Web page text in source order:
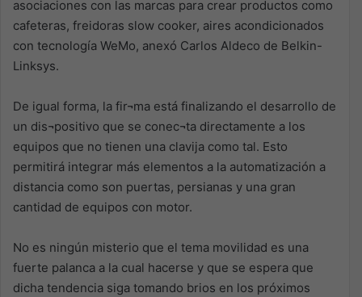
asociaciones con las marcas para crear productos como
cafeteras, freidoras slow cooker, aires acondicionados
con tecnología WeMo, anexó Carlos Aldeco de Belkin-
Linksys.
De igual forma, la fir¬ma está finalizando el desarrollo de
un dis¬positivo que se conec¬ta directamente a los
equipos que no tienen una clavija como tal. Esto
permitirá integrar más elementos a la automatización a
distancia como son puertas, persianas y una gran
cantidad de equipos con motor.
No es ningún misterio que el tema movilidad es una
fuerte palanca a la cual hacerse y que se espera que
dicha tendencia siga tomando brios en los próximos